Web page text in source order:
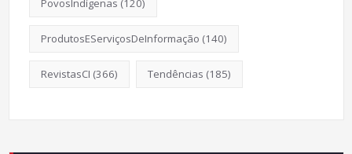
PovosIndígenas (120)
ProdutosEServiçosDeInformação (140)
RevistasCI (366) Tendências (185)